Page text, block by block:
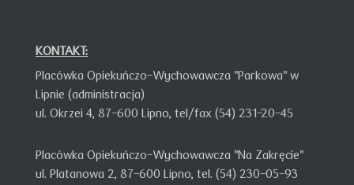
KONTAKT:
Placówka Opiekuńczo-Wychowawcza "Parkowa" w
Lipnie (administracja)
ul. Okrzei 4, 87-600 Lipno, tel/fax (54) 231-20-45
Placówka Opiekuńczo-Wychowawcza "Na Zakręcie"
ul. Platanowa 2, 87-600 Lipno, tel. (54) 230-05-93